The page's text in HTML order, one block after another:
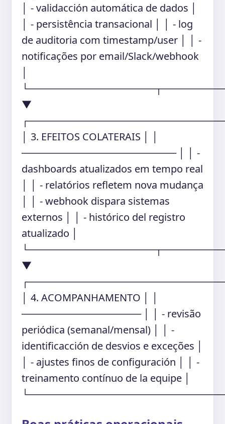
│ - validacción automática de dados │
│ - persistência transacional │ │ - log
de auditoria com timestamp/user │ │ -
notificações por email/Slack/webhook
▼
│ 3. EFEITOS COLATERAIS │ │
────────────────────── │ │ -
dashboards atualizados em tempo real
│ │ - relatórios refletem nova mudança
│ │ - webhook dispara sistemas
externos │ │ - histórico del registro
atualizado │
▼
│ 4. ACOMPANHAMENTO │ │
───────────────── │ │ - revisão
periódica (semanal/mensal) │ │ -
identificacción de desvios e exceções │
│ - ajustes finos de configuración │ │ -
treinamento contínuo de la equipe │